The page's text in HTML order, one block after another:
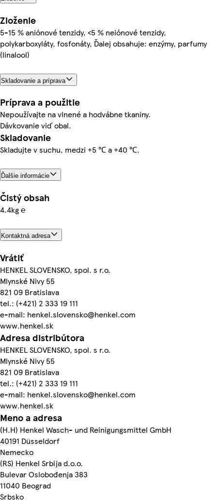
Zloženie
5-15 % aniónové tenzidy, <5 % neiónové tenzidy,
polykarboxyláty, fosfonáty, Ďalej obsahuje: enzýmy, parfumy
(linalool)
Skladovanie a príprava
Príprava a použitie
Nepoužívajte na vlnené a hodvábne tkaniny.
Dávkovanie viď obal.
Skladovanie
Skladujte v suchu, medzi +5 ℃ a +40 ℃.
Ďalšie informácie
Čistý obsah
4.4kg ℮
Kontaktná adresa
Vrátiť
HENKEL SLOVENSKO, spol. s r.o.
Mlynské Nivy 55
821 09 Bratislava
tel.: (+421) 2 333 19 111
e-mail: henkel.slovensko@henkel.com
www.henkel.sk
Adresa distribútora
HENKEL SLOVENSKO, spol. s r.o.
Mlynské Nivy 55
821 09 Bratislava
tel.: (+421) 2 333 19 111
e-mail: henkel.slovensko@henkel.com
www.henkel.sk
Meno a adresa
(H.H) Henkel Wasch- und Reinigungsmittel GmbH
40191 Düsseldorf
Nemecko
(RS) Henkel Srbija d.o.o.
Bulevar Oslobođenja 383
11040 Beograd
Srbsko